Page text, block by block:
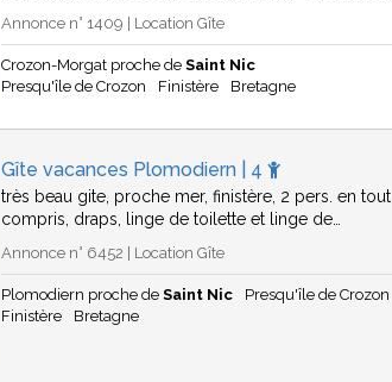
Annonce n° 1409 | Location Gîte
Crozon-Morgat proche deSaint Nic
Presqu'île de Crozon
Finistère Bretagne
Gîte vacances Plomodiern | 4
très beau gite, proche mer, finistère, 2 pers. en tout
compris, draps, linge de toilette et linge de…
Annonce n° 6452 | Location Gîte
Plomodiern proche deSaint Nic
Presqu'île de Crozon
Finistère
Bretagne